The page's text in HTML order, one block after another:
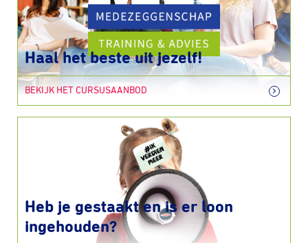
Haal het beste uit jezelf!
BEKIJK HET CURSUSAANBOD
Heb je gestaakt en is er loon
ingehouden?